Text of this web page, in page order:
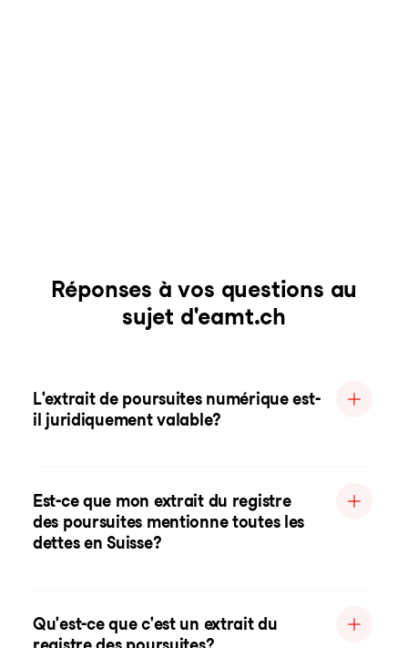
Réponses à vos questions au
sujet d'eamt.ch
L'extrait de poursuites numérique est-
il juridiquement valable?
Est-ce que mon extrait du registre
des poursuites mentionne toutes les
dettes en Suisse?
Qu'est-ce que c'est un extrait du